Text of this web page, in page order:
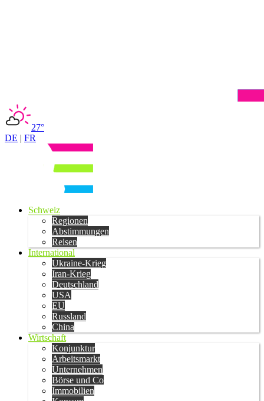
27°
DE | FR
Schweiz
Regionen
Abstimmungen
Reisen
International
Ukraine-Krieg
Iran-Krieg
Deutschland
USA
EU
Russland
China
Wirtschaft
Konjunktur
Arbeitsmarkt
Unternehmen
Börse und Co
Immobilien